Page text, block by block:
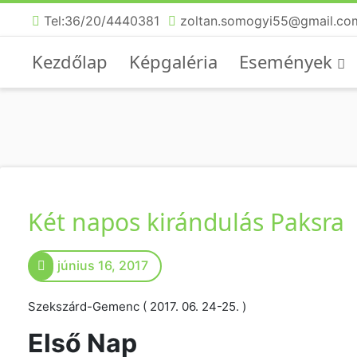
Tel:36/20/4440381
Kezdőlap Képgaléria Események
Két napos kirándulás Paksra
június 16, 2017
Szekszárd-Gemenc ( 2017. 06. 24-25. )
Első Nap